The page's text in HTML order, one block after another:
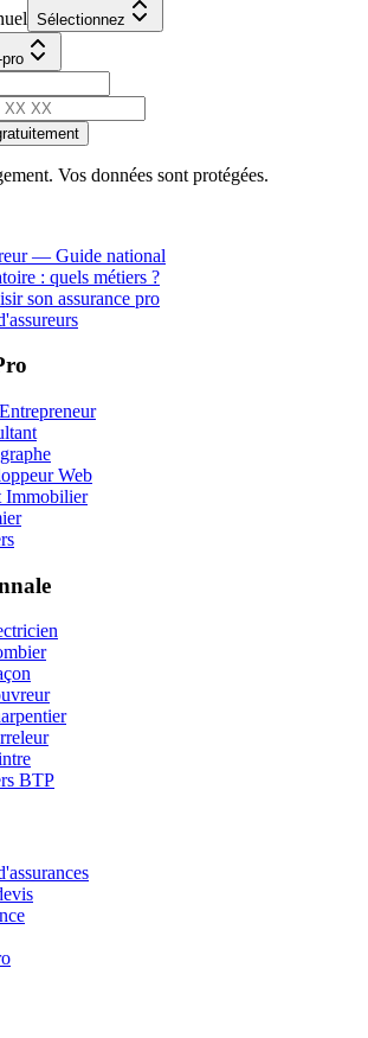
Sélectionnez
Vos données sont protégées.
— Guide national
: quels métiers ?
son assurance pro
Web
Immobilier
BTP